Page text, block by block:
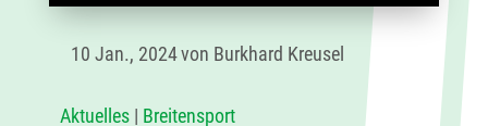
10 Jan., 2024von Burkhard Kreusel
Aktuelles| Breitensport